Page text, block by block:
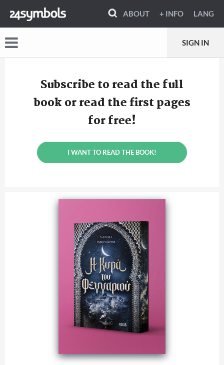
ABOUT + INFO LANG
SIGN IN
Subscribe to read the full
book or read the first pages
for free!
I WANT TO READ THE BOOK!